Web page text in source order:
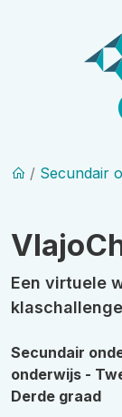
/ Secundair
Een virtuele
Secundair
onderwijs -
Derde graad